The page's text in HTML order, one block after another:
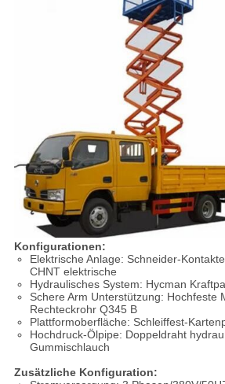
Konfigurationen:
Elektrische Anlage: Schneider-
CHNT elektrische
Hydraulisches System: Hycman
Schere Arm Unterstützung: Hochfeste
Rechteckrohr Q345 B
Plattformoberfläche: Schleiffest-
Hochdruck-Ölpipe: Doppeldraht
Gummischlauch
Zusätzliche Konfiguration: